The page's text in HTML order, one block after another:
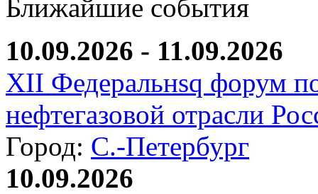
Ближайшие события
10.09.2026 - 11.09.2026
XII Федеральнsq форум
нефтегазовой отрасли
Город: С.-Петербург
10.09.2026